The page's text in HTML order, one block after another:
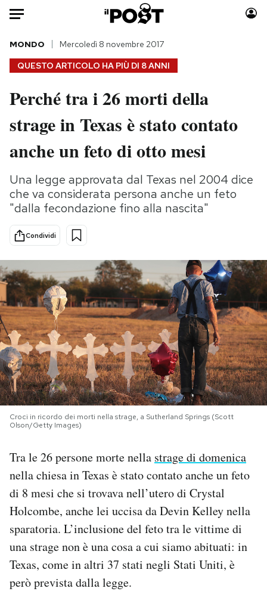
Auto
HOME
Italia
Politica
Tecnologia
Scienza
Cultura
Sport
Moda
Consumismi
Storie/Idee
Media
Europa
PODCAST
NEWSLETTER
I MIEI PREFERITI
SHOP
AREA PERSONALE
Area Personale
Newsletter
Notifiche mobile
Regala il Post
Esci
QUESTO ARTICOLO HA PIÙ DI 8 ANNI
MONDO Mercoledì 8 novembre 2017
Perché tra i 26 morti della
strage in Texas è stato contato
anche un feto di otto mesi
Una legge approvata dal Texas nel 2004 dice
che va considerata persona anche un feto
"dalla fecondazione fino alla nascita"
Condividi
Croci in ricordo dei morti nella strage, a Sutherland Springs (Scott
Olson/Getty Images)
Tra le 26 persone morte nella strage di domenica
nella chiesa in Texas è stato contato anche un feto
di 8 mesi che si trovava nell’utero di Crystal
Holcombe, anche lei uccisa da Devin Kelley nella
sparatoria. L’inclusione del feto tra le vittime di
una strage non è una cosa a cui siamo abituati: in
Texas, come in altri 37 stati negli Stati Uniti, è
però prevista dalla legge.